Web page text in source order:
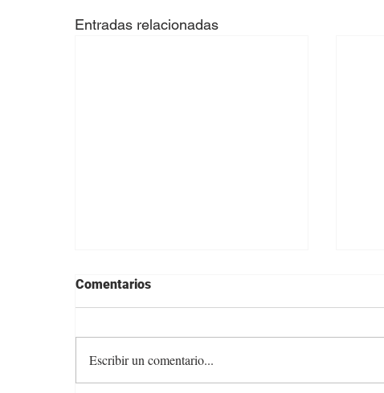
Entradas relacionadas
Comentarios
Escribir un comentario...